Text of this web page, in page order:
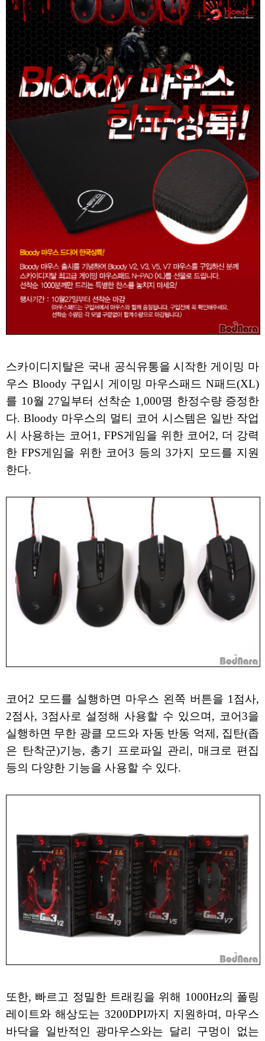
스카이디지탈은 국내 공식유통을 시작한 게이밍 마
우스 Bloody 구입시 게이밍 마우스패드 N패드(XL)
를 10월 27일부터 선착순 1,000명 한정수량 증정한
다. Bloody 마우스의 멀티 코어 시스템은 일반 작업
시 사용하는 코어1, FPS게임을 위한 코어2, 더 강력
한 FPS게임을 위한 코어3 등의 3가지 모드를 지원
한다.
코어2 모드를 실행하면 마우스 왼쪽 버튼을 1점사,
2점사, 3점사로 설정해 사용할 수 있으며, 코어3을
실행하면 무한 광클 모드와 자동 반동 억제, 집탄(좁
은 탄착군)기능, 총기 프로파일 관리, 매크로 편집
등의 다양한 기능을 사용할 수 있다.
또한, 빠르고 정밀한 트래킹을 위해 1000Hz의 폴링
레이트와 해상도는 3200DPI까지 지원하며, 마우스
바닥을 일반적인 광마우스와는 달리 구멍이 없는